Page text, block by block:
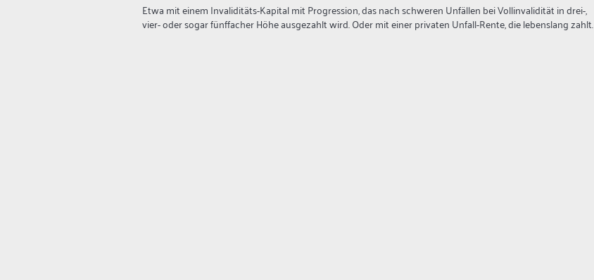
Etwa mit einem Invaliditäts-Kapital mit Progression, das nach schweren Unfällen bei Vollinvalidität in drei-,
vier- oder sogar fünffacher Höhe ausgezahlt wird. Oder mit einer privaten Unfall-Rente, die lebenslang zahlt.